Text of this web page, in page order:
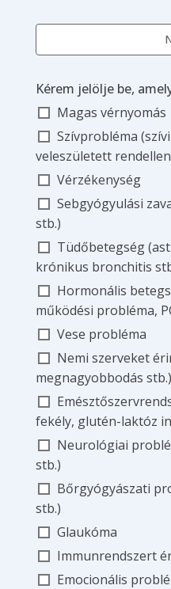
Kérem jelölje be,
Magas vérnyomás
Szívprobléma
veleszületett
Vérzékenység
Sebgyógyulási
stb.)
Tüdőbetegség
krónikus bronchitis
Hormonális
működési probléma,
Vese probléma
Nemi szerveket
megnagyobbodás stb.)
fekély, glutén-laktóz
Neurológiai
stb.)
Bőrgyógyászati
stb.)
Glaukóma
Immunrendszert
Emocionális